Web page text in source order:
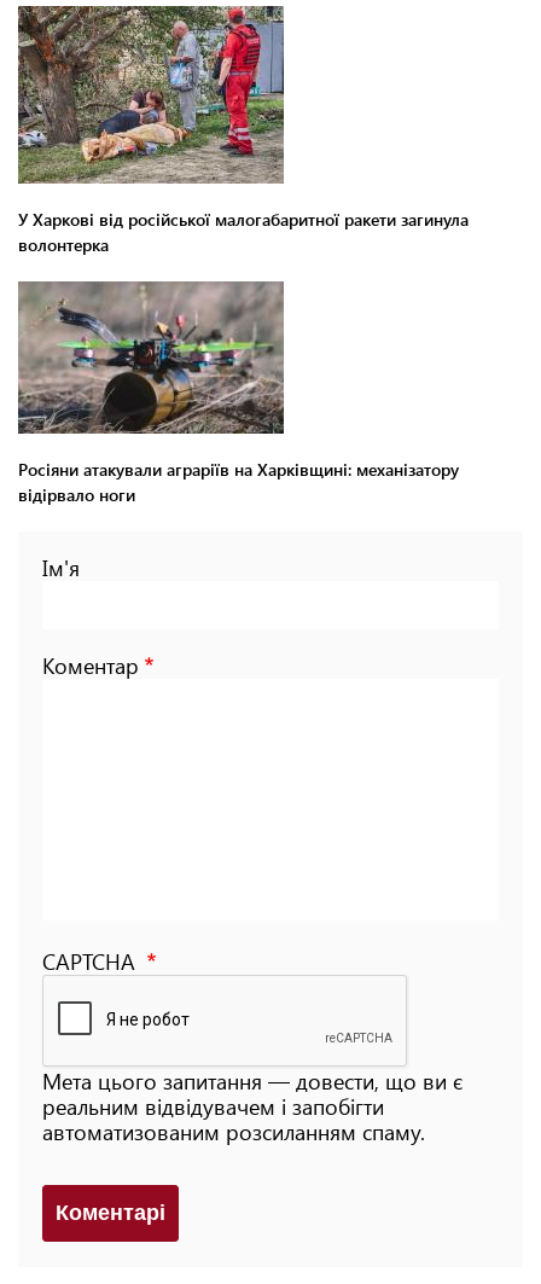
У Харкові від російської малогабаритної ракети загинула
волонтерка
Росіяни атакували аграріїв на Харківщині: механізатору
відірвало ноги
Ім'я
Коментар
CAPTCHA
Мета цього запитання — довести, що ви є
реальним відвідувачем і запобігти
автоматизованим розсиланням спаму.
Коментарi